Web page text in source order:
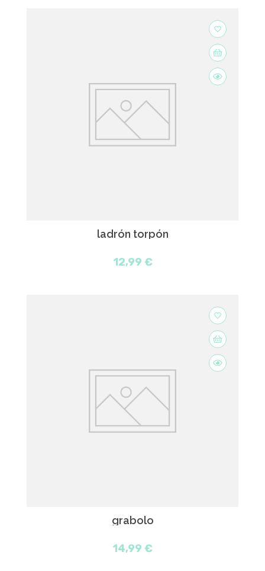
favorite_border
ladrón torpón
12,99 €
favorite_border
grabolo
14,99 €